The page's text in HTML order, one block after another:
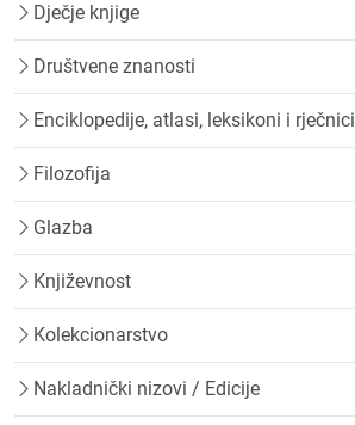
Dječje knjige
Društvene znanosti
Enciklopedije, atlasi, leksikoni i rječnici
Filozofija
Glazba
Književnost
Kolekcionarstvo
Nakladnički nizovi / Edicije